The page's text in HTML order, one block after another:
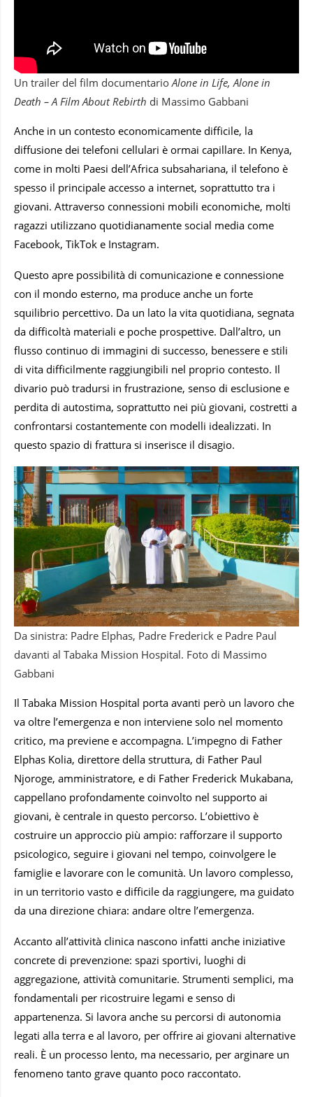
Un trailer del film documentario Alone in Life, Alone in
Death – A Film About Rebirth di Massimo Gabbani
Anche in un contesto economicamente difficile, la
diffusione dei telefoni cellulari è ormai capillare. In Kenya,
come in molti Paesi dell’Africa subsahariana, il telefono è
spesso il principale accesso a internet, soprattutto tra i
giovani. Attraverso connessioni mobili economiche, molti
ragazzi utilizzano quotidianamente social media come
Facebook, TikTok e Instagram.
Questo apre possibilità di comunicazione e connessione
con il mondo esterno, ma produce anche un forte
squilibrio percettivo. Da un lato la vita quotidiana, segnata
da difficoltà materiali e poche prospettive. Dall’altro, un
flusso continuo di immagini di successo, benessere e stili
di vita difficilmente raggiungibili nel proprio contesto. Il
divario può tradursi in frustrazione, senso di esclusione e
perdita di autostima, soprattutto nei più giovani, costretti a
confrontarsi costantemente con modelli idealizzati. In
questo spazio di frattura si inserisce il disagio.
Da sinistra: Padre Elphas, Padre Frederick e Padre Paul
davanti al Tabaka Mission Hospital. Foto di Massimo
Gabbani
Il Tabaka Mission Hospital porta avanti però un lavoro che
va oltre l’emergenza e non interviene solo nel momento
critico, ma previene e accompagna. L’impegno di Father
Elphas Kolia, direttore della struttura, di Father Paul
Njoroge, amministratore, e di Father Frederick Mukabana,
cappellano profondamente coinvolto nel supporto ai
giovani, è centrale in questo percorso. L’obiettivo è
costruire un approccio più ampio: rafforzare il supporto
psicologico, seguire i giovani nel tempo, coinvolgere le
famiglie e lavorare con le comunità. Un lavoro complesso,
in un territorio vasto e difficile da raggiungere, ma guidato
da una direzione chiara: andare oltre l’emergenza.
Accanto all’attività clinica nascono infatti anche iniziative
concrete di prevenzione: spazi sportivi, luoghi di
aggregazione, attività comunitarie. Strumenti semplici, ma
fondamentali per ricostruire legami e senso di
appartenenza. Si lavora anche su percorsi di autonomia
legati alla terra e al lavoro, per offrire ai giovani alternative
reali. È un processo lento, ma necessario, per arginare un
fenomeno tanto grave quanto poco raccontato.